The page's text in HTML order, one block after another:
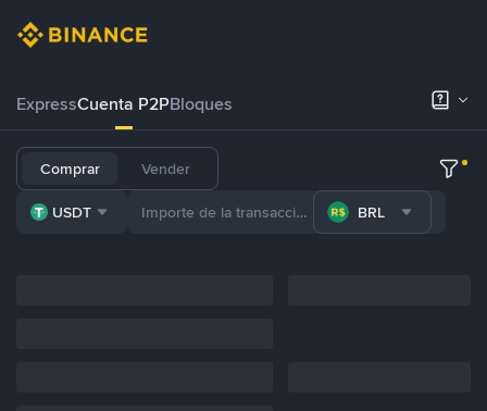
ExpressCuenta P2PBloques
Comprar Vender
USDT BRL